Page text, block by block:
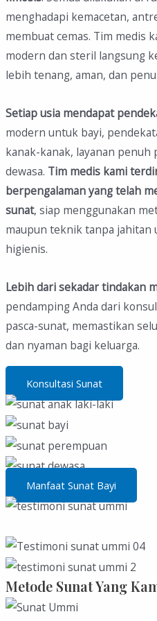
menghadapi kemacetan,
membuat cemas. Tim medis
modern dan steril langsung
lebih tenang, aman, dan
Setiap usia mendapat
modern untuk bayi,
kanak-kanak, layanan penuh
dewasa. Tim medis kami
berpengalamanyang telah
sunat, siap menggunakan
maupun teknik tanpa jahitan
higienis.
Lebih dari sekadar tindakan
pendamping Anda dari
pasca-sunat, memastikan
dan nyaman bagi keluarga.
Konsultasi Sunat
Manfaat Sunat Bayi
Metode Sunat Yang